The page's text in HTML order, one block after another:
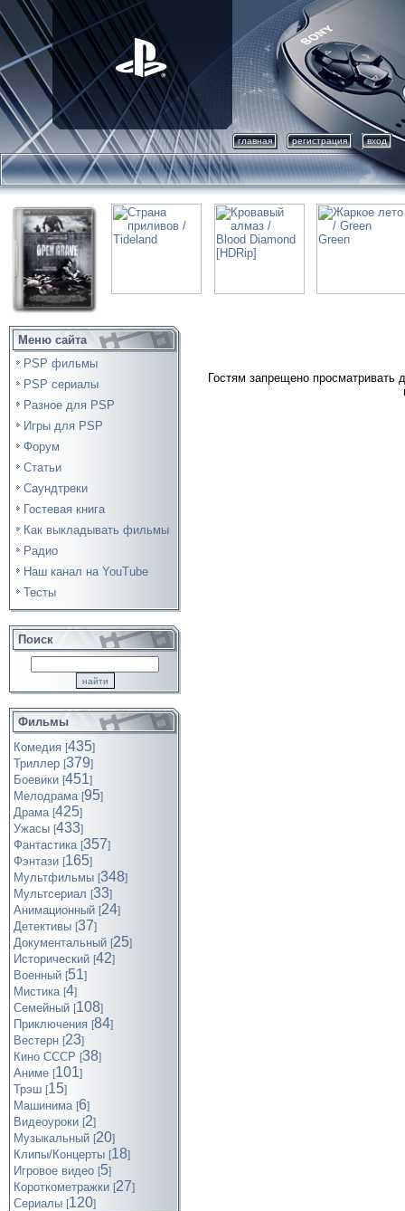
главная регистрация вход
Меню сайта
PSP фильмы
PSP сериалы
Разное для PSP
Игры для PSP
Форум
Статьи
Саундтреки
Гостевая книга
Как выкладывать фильмы
Радио
Наш канал на YouTube
Тесты
Поиск
Фильмы
Комедия [435]
Триллер [379]
Боевики [451]
Мелодрама [95]
Драма [425]
Ужасы [433]
Фантастика [357]
Фэнтази [165]
Мультфильмы [348]
Мультсериал [33]
Анимационный [24]
Детективы [37]
Документальный [25]
Исторический [42]
Военный [51]
Мистика [4]
Семейный [108]
Приключения [84]
Вестерн [23]
Кино СССР [38]
Аниме [101]
Трэш [15]
Машинима [6]
Видеоуроки [2]
Музыкальный [20]
Клипы/Концерты [18]
Игровое видео [5]
Короткометражки [27]
Cериалы [120]
Гостям запрещено просматривать